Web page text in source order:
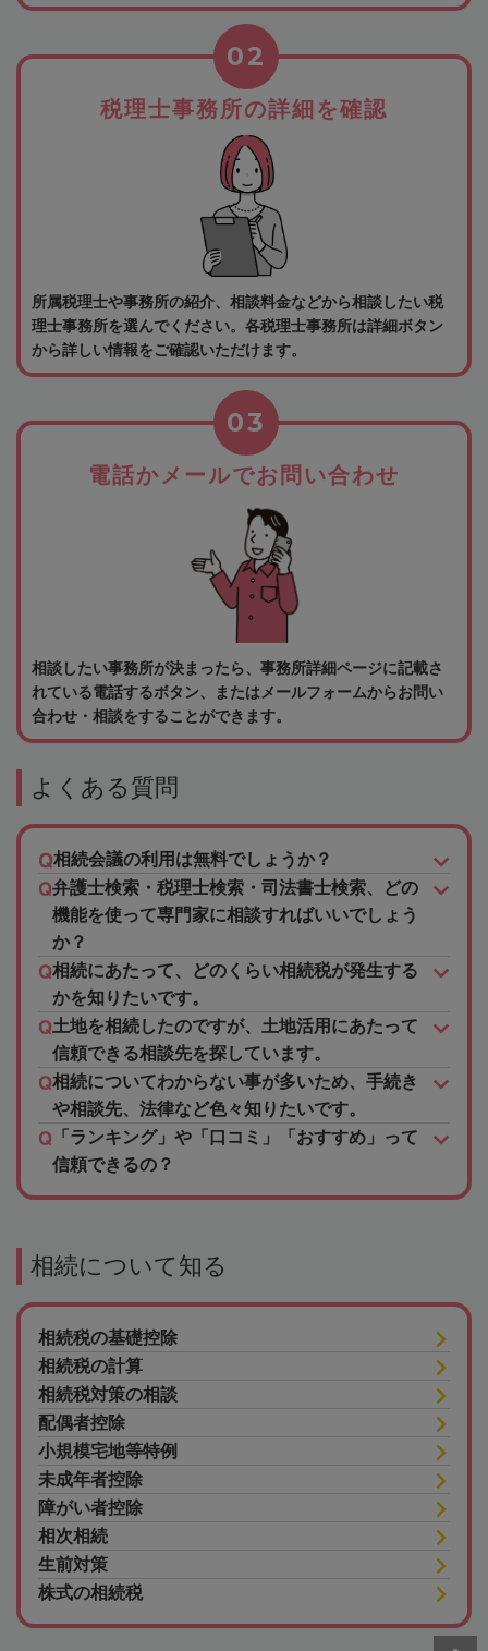
税理士事務所の詳細を確認
02
所属税理士や事務所の紹介、相談料金などから相談したい税
理士事務所を選んでください。各税理士事務所は詳細ボタン
から詳しい情報をご確認いただけます。
電話かメールでお問い合わせ
03
相談したい事務所が決まったら、事務所詳細ページに記載さ
れている電話するボタン、またはメールフォームからお問い
合わせ・相談をすることができます。
よくある質問
相続会議の利用は無料でしょうか？
弁護士検索・税理士検索・司法書士検索、どの
機能を使って専門家に相談すればいいでしょう
か？
相続にあたって、どのくらい相続税が発生する
かを知りたいです。
土地を相続したのですが、土地活用にあたって
信頼できる相談先を探しています。
相続についてわからない事が多いため、手続き
や相談先、法律など色々知りたいです。
「ランキング」や「口コミ」「おすすめ」って
信頼できるの？
相続について知る
相続税の基礎控除
相続税の計算
相続税対策の相談
配偶者控除
小規模宅地等特例
未成年者控除
障がい者控除
相次相続
生前対策
株式の相続税